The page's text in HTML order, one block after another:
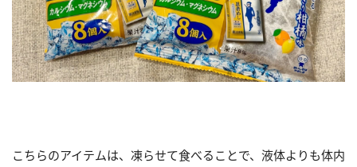
こちらのアイテムは、凍らせて食べることで、液体よりも体内